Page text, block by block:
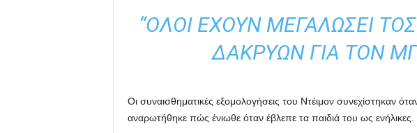
“ΌΛΟΙ ΈΧΟΥΝ ΜΕΓΑΛΏΣΕΙ
ΔΑΚΡΎΩΝ ΓΙΑ ΤΟΝ
Οι συναισθηματικές εξομολογήσεις του Ντέιμον συνεχίστηκαν
αναρωτήθηκε πώς ένιωθε όταν έβλεπε τα παιδιά του ως